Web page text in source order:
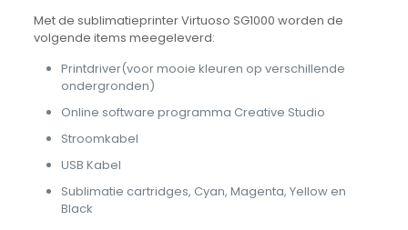
Met de sublimatieprinter Virtuoso SG1000 worden de
volgende items meegeleverd:
Printdriver(voor mooie kleuren op verschillende
ondergronden)
Online software programma Creative Studio
Stroomkabel
USB Kabel
Sublimatie cartridges, Cyan, Magenta, Yellow en
Black